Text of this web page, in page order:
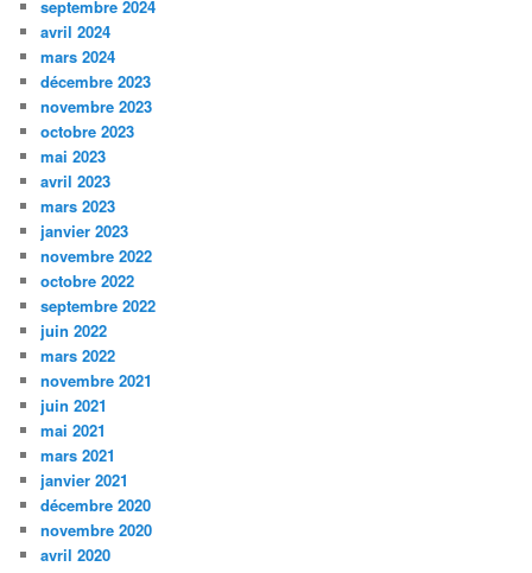
septembre 2024
avril 2024
mars 2024
décembre 2023
novembre 2023
octobre 2023
mai 2023
avril 2023
mars 2023
janvier 2023
novembre 2022
octobre 2022
septembre 2022
juin 2022
mars 2022
novembre 2021
juin 2021
mai 2021
mars 2021
janvier 2021
décembre 2020
novembre 2020
avril 2020